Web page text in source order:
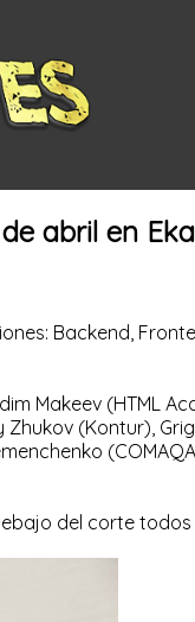
abril en
Backend,
Makeev (HTML
Zhukov (Kontur),
del corte todos